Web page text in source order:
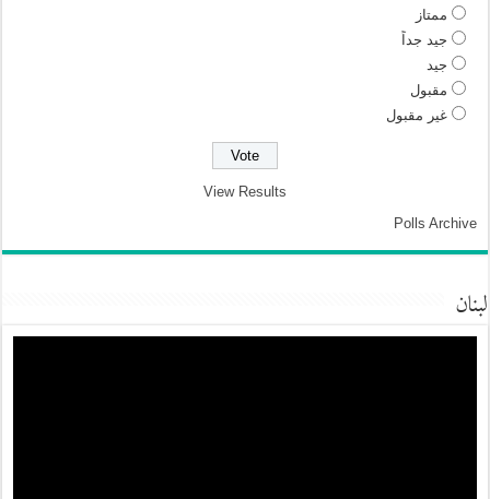
ممتاز
جيد جداً
جيد
مقبول
غير مقبول
View Results
Polls Archive
لبنان